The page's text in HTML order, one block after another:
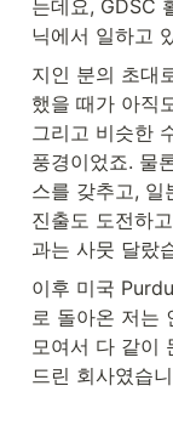
는데요, GDSC
닉에서 일하고
지인 분의 초대
했을 때가 아직
그리고 비슷한
풍경이었죠. 물
스를 갖추고, 일
진출도 도전하
과는 사뭇 달랐
이후 미국
로 돌아온 저는
모여서 다 같이
드린 회사였습